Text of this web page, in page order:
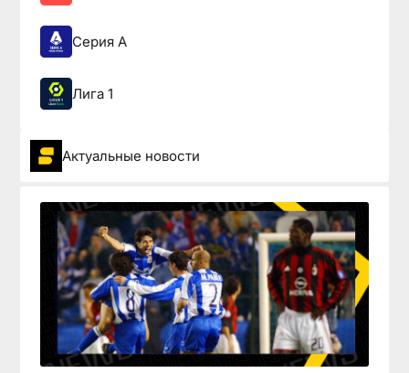
Серия А
Лига 1
Актуальные новости